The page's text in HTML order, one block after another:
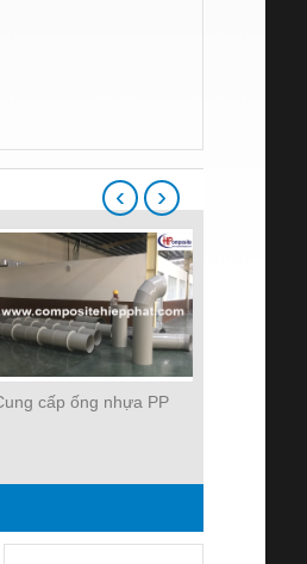
cấp ống nhựa PP
‹ ›